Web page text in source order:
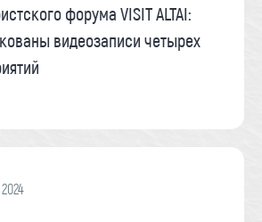
форума VISIT ALTAI:
видеозаписи четырех